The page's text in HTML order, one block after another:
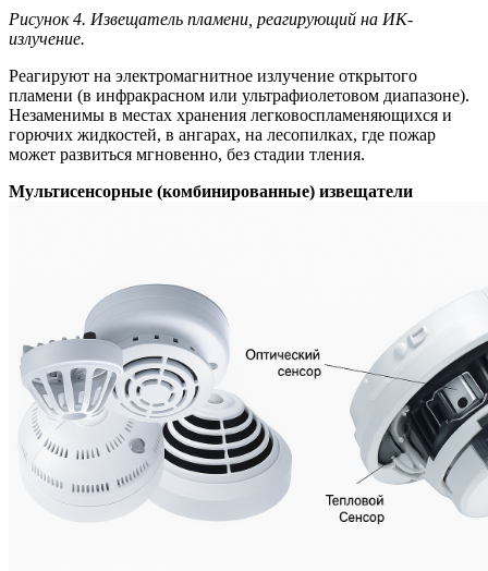
Рисунок 4. Извещатель пламени, реагирующий на ИК-
излучение.
Реагируют на электромагнитное излучение открытого
пламени (в инфракрасном или ультрафиолетовом диапазоне).
Незаменимы в местах хранения легковоспламеняющихся и
горючих жидкостей, в ангарах, на лесопилках, где пожар
может развиться мгновенно, без стадии тления.
Мультисенсорные (комбинированные) извещатели